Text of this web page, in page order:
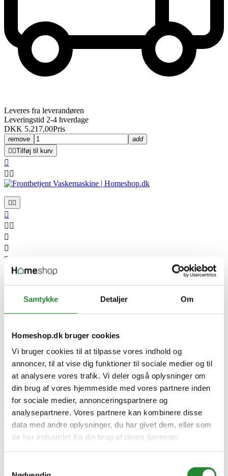
Samtykke Detaljer Om
Homeshop.dk bruger cookies
Vi bruger cookies til at tilpasse vores indhold og
annoncer, til at vise dig funktioner til sociale medier og til
at analysere vores trafik. Vi deler også oplysninger om
din brug af vores hjemmeside med vores partnere inden
for sociale medier, annonceringspartnere og
analysepartnere. Vores partnere kan kombinere disse
data med andre oplysninger, du har givet dem, eller som
de har indsamlet fra din brug af deres tjenester.
Leveres fra leverandøren
Leveringstid 2-4 hverdage
DKK 5.217,00Pris
remove
add
 Tilføj til kurv

 
 

 



AEG LR622F84Q - Frontbetjent vaskemaskine med AutoDose
Tilføj til kurv


DKK 6.978,00Pris